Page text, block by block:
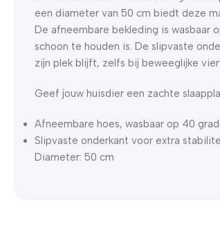
een diameter van 50 cm biedt deze
De afneembare bekleding is wasbaar
schoon te houden is. De slipvaste
zijn plek blijft, zelfs bij beweeglijke
Geef jouw huisdier een zachte
Afneembare hoes, wasbaar op 40
Slipvaste onderkant voor extra
Diameter: 50 cm